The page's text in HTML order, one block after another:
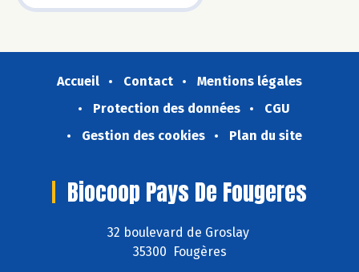
Accueil Contact
Mentions légales
Protection des données
CGU
Gestion des cookies
Plan du site
Biocoop Pays De Fougeres
32 boulevard de Groslay
35300 Fougères